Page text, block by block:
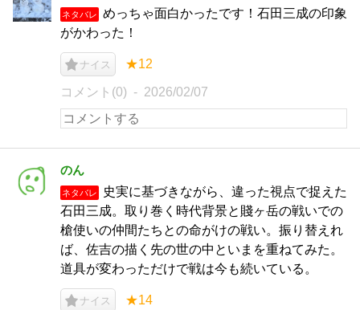
ネタバレ
めっちゃ面白かったです！石田三成の印象
がかわった！
ナイス ★12
コメント(0) 2026/02/07
のん
ネタバレ
史実に基づきながら、違った視点で捉えた
石田三成。取り巻く時代背景と賤ヶ岳の戦いでの
槍使いの仲間たちとの命がけの戦い。振り替えれ
ば、佐吉の描く先の世の中といまを重ねてみた。
道具が変わっただけで戦は今も続いている。
ナイス ★14